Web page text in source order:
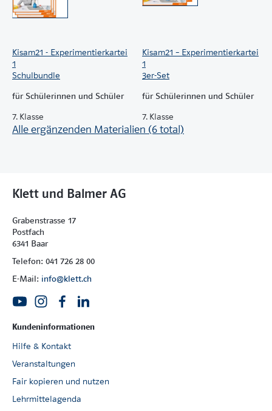
Kisam21 - Experimentierkartei
1
Schulbundle
für Schülerinnen und Schüler
7. Klasse
Kisam21 – Experimentierkartei
1
3er-Set
für Schülerinnen und Schüler
7. Klasse
Alle ergänzenden Materialien (6 total)
Klett und Balmer AG
Grabenstrasse 17
Postfach
6341 Baar
Telefon: 041 726 28 00
E-Mail: info@klett.ch
Kundeninformationen
Hilfe & Kontakt
Veranstaltungen
Fair kopieren und nutzen
Lehrmittelagenda